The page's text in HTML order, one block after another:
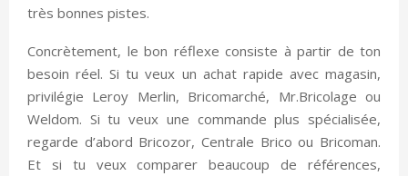
très bonnes pistes.
Concrètement, le bon réflexe consiste à partir de ton
besoin réel. Si tu veux un achat rapide avec magasin,
privilégie Leroy Merlin, Bricomarché, Mr.Bricolage ou
Weldom. Si tu veux une commande plus spécialisée,
regarde d’abord Bricozor, Centrale Brico ou Bricoman.
Et si tu veux comparer beaucoup de références,